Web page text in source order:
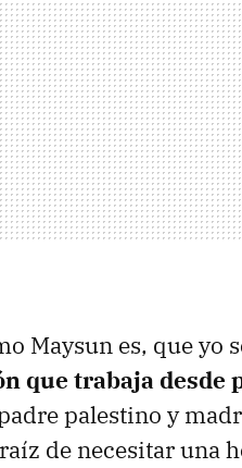
Maysun es, que yo
que trabaja desde
palestino y
de necesitar una